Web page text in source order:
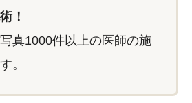
！
真1000件以上の医師の施
。